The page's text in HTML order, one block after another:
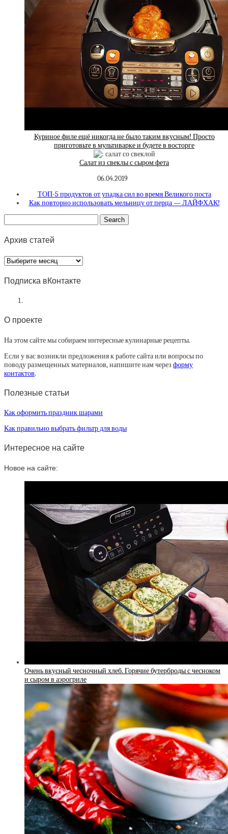
Куриное филе ещё никогда не было таким вкусным! Просто
приготовьте в мультиварке и будете в восторге
Салат из свеклы с сыром фета
06.04.2019
ТОП-5 продуктов от упадка сил во время Великого поста
Как повторно использовать мельницу от перца — ЛАЙФХАК!
Архив статей
Архив
статей
Подписка вКонтакте
О проекте
На этом сайте мы собираем интересные кулинарные рецепты.
Если у вас возникли предложения к работе сайта или вопросы по
поводу размещенных материалов, напишите нам через форму
контактов.
Полезные статьи
Как оформить праздник шарами
Как правильно выбрать фильтр для воды
Интересное на сайте
Новое на сайте:
Очень вкусный чесночный хлеб. Горячие бутерброды с чесноком
и сыром в аэрогриле